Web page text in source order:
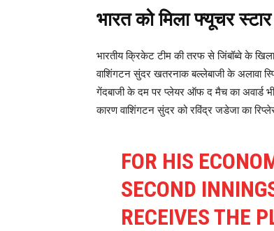
भारत को मिला फ्यूचर स्टार
भारतीय क्रिकेट टीम की तरफ से जिंबॉब्वे के
वाशिंगटन सुंदर खतरनाक बल्लेबाजी के अलावा
गेंदबाजी के दम पर प्लेयर ऑफ द मैच का अवार्ड
कारण वाशिंगटन सुंदर को रविंद्र जडेजा का
FOR HIS
SECOND
RECEIVES THE